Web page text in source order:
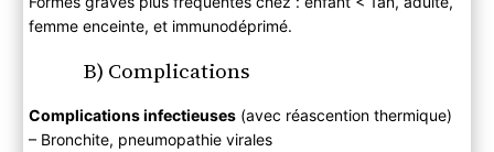
femme enceinte, et immunodéprimé.
B) Complications
Complications infectieuses(avec réascention thermique)
– Bronchite, pneumopathie virales